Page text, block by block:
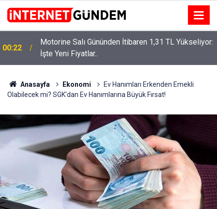
00:22
Motorine Salı Gününden İtibaren 1,31 TL Yükseliyor:
İşte Yeni Fiyatlar..
Anasayfa Ekonomi
Ev Hanımları Erkenden Emekli
Olabilecek mi? SGK'dan Ev Hanımlarına Büyük Fırsat!